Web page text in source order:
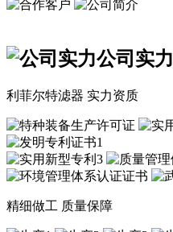
公司实力
利菲尔特滤器 实力资质
精细做工 质量保障